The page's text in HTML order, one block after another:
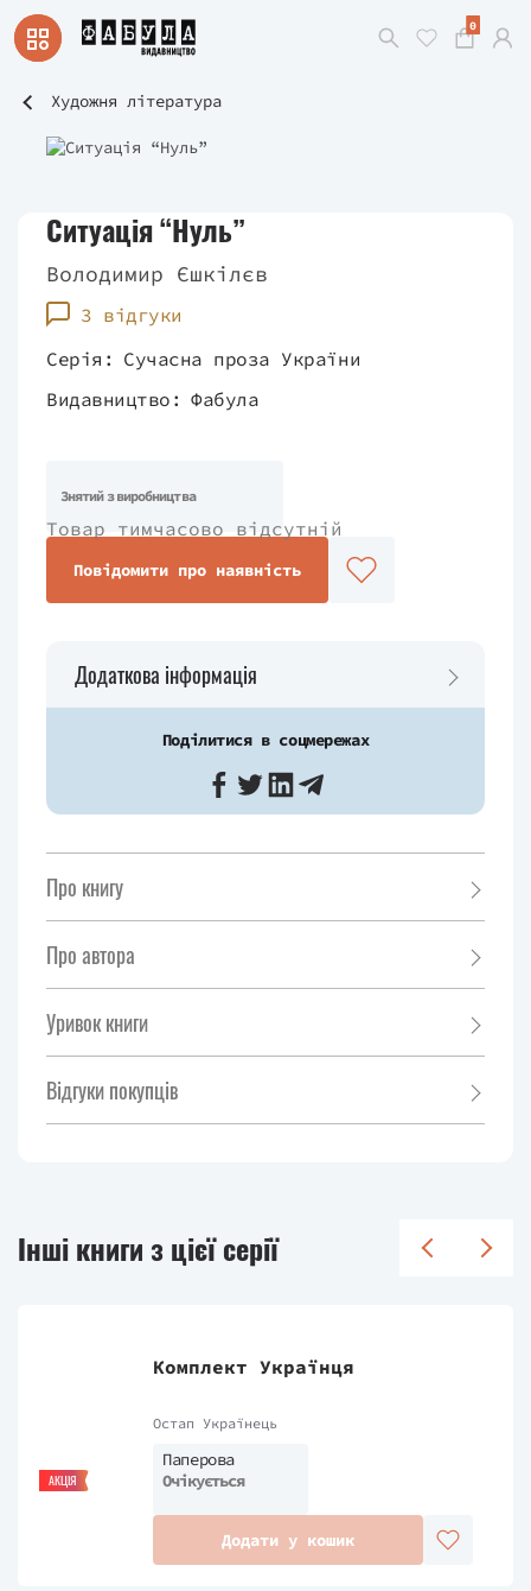
0
Художня література
Ситуація “Нуль”
Володимир Єшкілєв
3 відгуки
Серія: Сучасна проза України
Видавництво: Фабула
Знятий з виробництва
Товар тимчасово відсутній
Повідомити про наявність
Додаткова інформація
Поділитися в соцмережах
Про книгу
Про автора
Уривок книги
Відгуки покупців
Інші книги з цієї серії
АКЦІЯ
Комплект Українця
Остап Українець
Паперова
Очікується
Додати у кошик